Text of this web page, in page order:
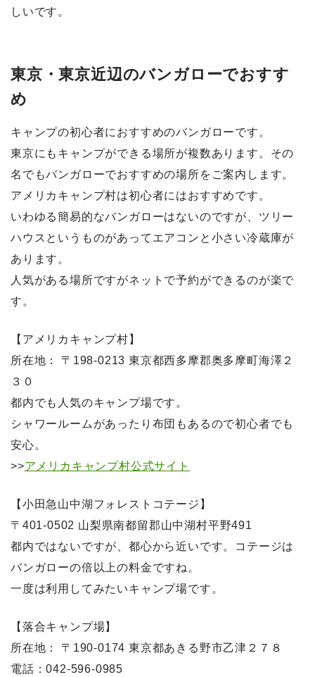
しいです。
東京・東京近辺のバンガローでおすす
め
キャンプの初心者におすすめのバンガローです。
東京にもキャンプができる場所が複数あります。その
名でもバンガローでおすすめの場所をご案内します。
アメリカキャンプ村は初心者にはおすすめです。
いわゆる簡易的なバンガローはないのですが、ツリー
ハウスというものがあってエアコンと小さい冷蔵庫が
あります。
人気がある場所ですがネットで予約ができるのが楽で
す。
【アメリカキャンプ村】
所在地： 〒198-0213 東京都西多摩郡奥多摩町海澤２
３０
都内でも人気のキャンプ場です。
シャワールームがあったり布団もあるので初心者でも
安心。
>>アメリカキャンプ村公式サイト
【小田急山中湖フォレストコテージ】
〒401-0502 山梨県南都留郡山中湖村平野491
都内ではないですが、都心から近いです。コテージは
バンガローの倍以上の料金ですね。
一度は利用してみたいキャンプ場です。
【落合キャンプ場】
所在地： 〒190-0174 東京都あきる野市乙津２７８
電話：042-596-0985